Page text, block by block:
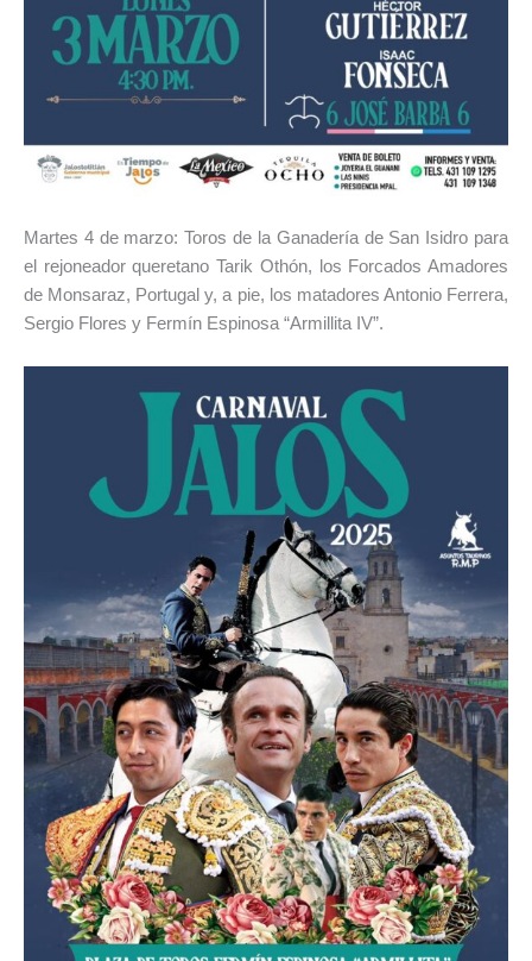
Martes 4 de marzo: Toros de la Ganadería de San Isidro para
el rejoneador queretano Tarik Othón, los Forcados Amadores
de Monsaraz, Portugal y, a pie, los matadores Antonio Ferrera,
Sergio Flores y Fermín Espinosa “Armillita IV”.